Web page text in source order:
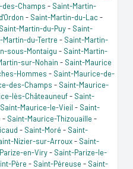
Champs - Saint-Martin-
- Saint-Martin-du-Lac -
Saint-Martin-du-Puy- Saint-
Martin-du-Tertre - Saint-Martin-
sous-Montaigu - Saint-Martin-
sur-Nohain - Saint-Maurice
Hommes - Saint-Maurice-de-
des-Champs - Saint-Maurice-
lès-Châteauneuf- Saint-
Saint-Maurice-le-Vieil - Saint-
- Saint-Maurice-Thizouaille -
- Saint-Moré - Saint-
Nizier-sur-Arroux- Saint-
en-Viry- Saint-Parize-le-
Père - Saint-Péreuse - Saint-